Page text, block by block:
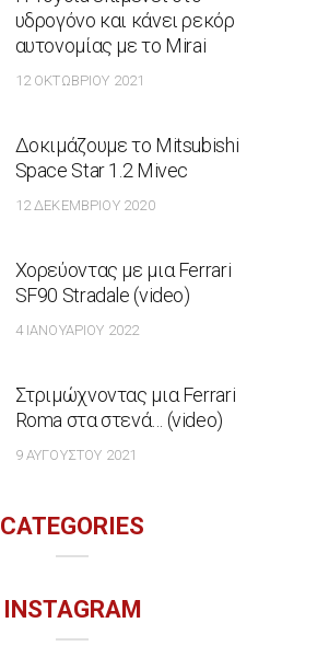
υδρογόνο και κάνει ρεκόρ
αυτονομίας με το Mirai
12 ΟΚΤΩΒΡΊΟΥ 2021
Δοκιμάζουμε το Mitsubishi
Space Star 1.2 Mivec
12 ΔΕΚΕΜΒΡΊΟΥ 2020
Χορεύοντας με μια Ferrari
SF90 Stradale (video)
4 ΙΑΝΟΥΑΡΊΟΥ 2022
Στριμώχνοντας μια Ferrari
Roma στα στενά… (video)
9 ΑΥΓΟΎΣΤΟΥ 2021
CATEGORIES
INSTAGRAM